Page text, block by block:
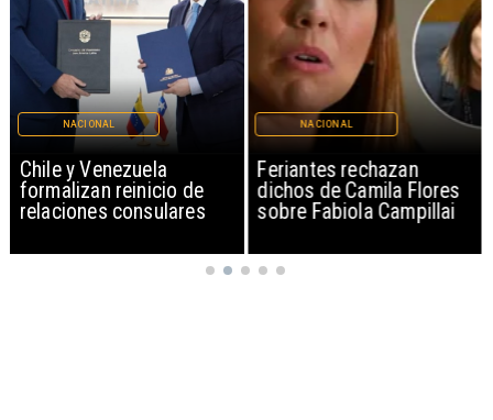
Chile y Venezuela
formalizan reinicio de
relaciones consulares
NACIONAL
Feriantes rechazan
dichos de Camila Flores
sobre Fabiola Campillai
NACIONAL